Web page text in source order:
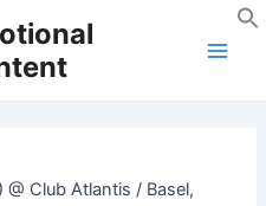
Club Atlantis / Basel,